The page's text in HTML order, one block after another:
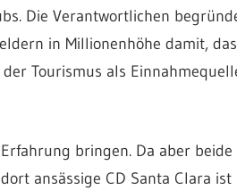
Die Verantwortlichen
in Millionenhöhe damit,
Tourismus als
bringen. Da aber
ansässige CD Santa Clara